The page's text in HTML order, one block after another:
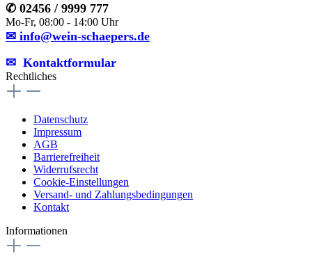
✆ 02456 / 9999 777
Mo-Fr, 08:00 - 14:00 Uhr
✉ info@wein-schaepers.de
✉︎ Kontaktformular
Rechtliches
Datenschutz
Impressum
AGB
Barrierefreiheit
Widerrufsrecht
Cookie-Einstellungen
Versand- und Zahlungsbedingungen
Kontakt
Informationen